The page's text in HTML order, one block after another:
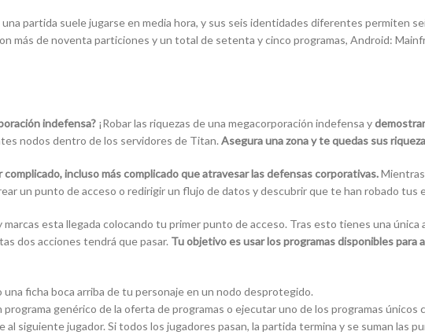
partida suele jugarse en media hora, y sus seis identidades diferentes permiten
más de noventa particiones y un total de setenta y cinco programas, Android:
indefensa? ¡Robar las riquezas de una megacorporación indefensa y
nodos dentro de los servidores de Titan. Asegura una zona y te quedas sus
incluso más complicado que atravesar las defensas corporativas.
un punto de acceso o redirigir un flujo de datos y descubrir que te han robado tus
marcas esta llegada colocando tu primer punto de acceso. Tras esto tienes una
dos acciones tendrá que pasar. Tu objetivo es usar los programas disponibles para
ficha boca arriba de tu personaje en un nodo desprotegido.
genérico de la oferta de programas o ejecutar uno de los programas únicos
siguiente jugador. Si todos los jugadores pasan, la partida termina y se suman las